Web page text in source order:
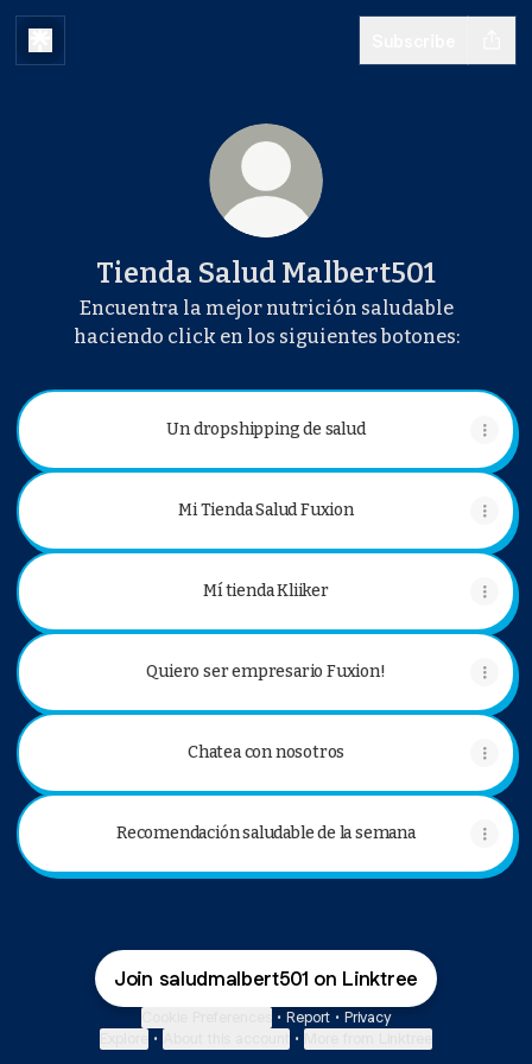
Tienda Salud Malbert501
Encuentra la mejor nutrición saludable
haciendo click en los siguientes botones:
Un dropshipping de salud
Mi Tienda Salud Fuxion
Mí tienda Kliiker
Quiero ser empresario Fuxion!
Chatea con nosotros
Recomendación saludable de la semana
Join saludmalbert501 on Linktree
• Report • Privacy
• •